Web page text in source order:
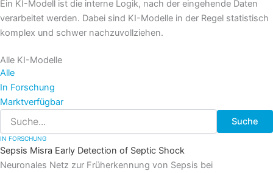
Ein KI-Modell ist die interne Logik, nach der eingehende Daten
verarbeitet werden. Dabei sind KI-Modelle in der Regel statistisch
komplex und schwer nachzuvollziehen.
Alle KI-Modelle
Alle
In Forschung
Marktverfügbar
Suche
IN FORSCHUNG
Sepsis Misra Early Detection of Septic Shock
Neuronales Netz zur Früherkennung von Sepsis bei